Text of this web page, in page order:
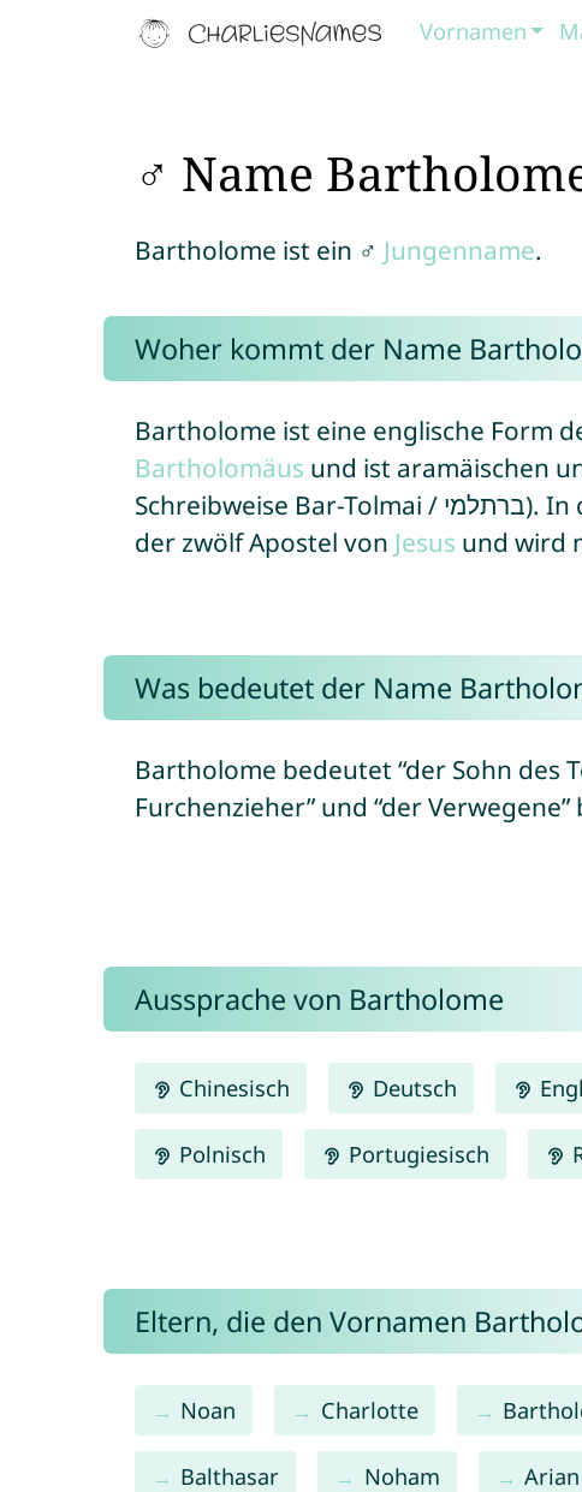
Vornamen
♂ Name
Bartholome ist ein ♂ Jungenname.
Woher kommt der Name
Bartholome ist eine englische Form
Bartholomäus und ist aramäischen
Schreibweise Bar-Tolmai / ברתלמי). In der Bibel ist Bartholome einer
der zwölf Apostel von Jesus und wird
Was bedeutet der Name
Bartholome bedeutet “der Sohn des
Furchenzieher” und “der
Aussprache von Bartholome
Chinesisch Deutsch
Polnisch Portugiesisch
Eltern, die den Vornamen
Noan Charlotte
Balthasar Noham Arian